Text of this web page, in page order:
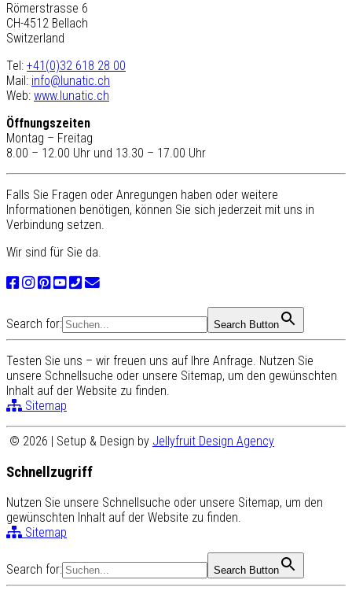
Römerstrasse 6
CH-4512 Bellach
Switzerland
Tel: +41(0)32 618 28 00
Mail: info@lunatic.ch
Web: www.lunatic.ch
Öffnungszeiten
Montag – Freitag
8.00 – 12.00 Uhr und 13.30 – 17.00 Uhr
Falls Sie Fragen oder Anregungen haben oder weitere
Informationen benötigen, können Sie sich jederzeit mit uns in
Verbindung setzen.
Wir sind für Sie da.
Search for: Search Button
Testen Sie uns – wir freuen uns auf Ihre Anfrage. Nutzen Sie
unsere Schnellsuche oder unsere Sitemap, um den gewünschten
Inhalt auf der Website zu finden.
Sitemap
© 2026 | Setup & Design by Jellyfruit Design Agency
Schnellzugriff
Nutzen Sie unsere Schnellsuche oder unsere Sitemap, um den
gewünschten Inhalt auf der Website zu finden.
Sitemap
Search for: Search Button